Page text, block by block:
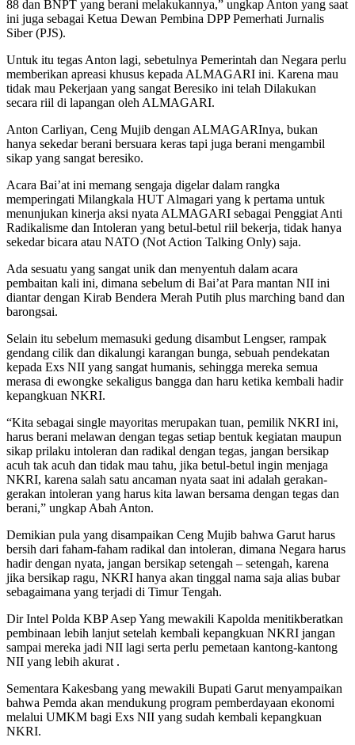
88 dan BNPT yang berani melakukannya,” ungkap Anton yang saat
ini juga sebagai Ketua Dewan Pembina DPP Pemerhati Jurnalis
Siber (PJS).
Untuk itu tegas Anton lagi, sebetulnya Pemerintah dan Negara perlu
memberikan apreasi khusus kepada ALMAGARI ini. Karena mau
tidak mau Pekerjaan yang sangat Beresiko ini telah Dilakukan
secara riil di lapangan oleh ALMAGARI.
Anton Carliyan, Ceng Mujib dengan ALMAGARInya, bukan
hanya sekedar berani bersuara keras tapi juga berani mengambil
sikap yang sangat beresiko.
Acara Bai’at ini memang sengaja digelar dalam rangka
memperingati Milangkala HUT Almagari yang k pertama untuk
menunjukan kinerja aksi nyata ALMAGARI sebagai Penggiat Anti
Radikalisme dan Intoleran yang betul-betul riil bekerja, tidak hanya
sekedar bicara atau NATO (Not Action Talking Only) saja.
Ada sesuatu yang sangat unik dan menyentuh dalam acara
pembaitan kali ini, dimana sebelum di Bai’at Para mantan NII ini
diantar dengan Kirab Bendera Merah Putih plus marching band dan
barongsai.
Selain itu sebelum memasuki gedung disambut Lengser, rampak
gendang cilik dan dikalungi karangan bunga, sebuah pendekatan
kepada Exs NII yang sangat humanis, sehingga mereka semua
merasa di ewongke sekaligus bangga dan haru ketika kembali hadir
kepangkuan NKRI.
“Kita sebagai single mayoritas merupakan tuan, pemilik NKRI ini,
harus berani melawan dengan tegas setiap bentuk kegiatan maupun
sikap prilaku intoleran dan radikal dengan tegas, jangan bersikap
acuh tak acuh dan tidak mau tahu, jika betul-betul ingin menjaga
NKRI, karena salah satu ancaman nyata saat ini adalah gerakan-
gerakan intoleran yang harus kita lawan bersama dengan tegas dan
berani,” ungkap Abah Anton.
Demikian pula yang disampaikan Ceng Mujib bahwa Garut harus
bersih dari faham-faham radikal dan intoleran, dimana Negara harus
hadir dengan nyata, jangan bersikap setengah – setengah, karena
jika bersikap ragu, NKRI hanya akan tinggal nama saja alias bubar
sebagaimana yang terjadi di Timur Tengah.
Dir Intel Polda KBP Asep Yang mewakili Kapolda menitikberatkan
pembinaan lebih lanjut setelah kembali kepangkuan NKRI jangan
sampai mereka jadi NII lagi serta perlu pemetaan kantong-kantong
NII yang lebih akurat .
Sementara Kakesbang yang mewakili Bupati Garut menyampaikan
bahwa Pemda akan mendukung program pemberdayaan ekonomi
melalui UMKM bagi Exs NII yang sudah kembali kepangkuan
NKRI.